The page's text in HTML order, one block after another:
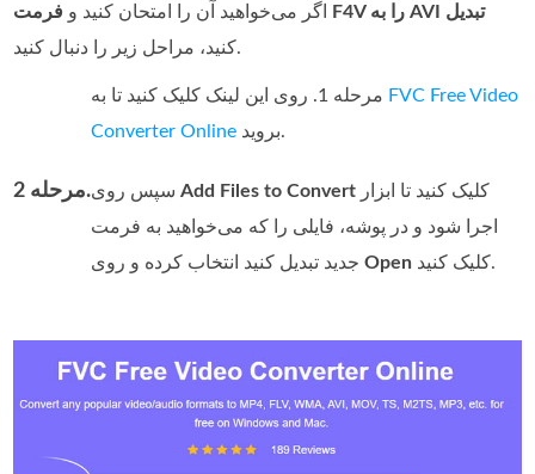
اگر می‌خواهید آن را امتحان کنید و
فرمت F4V را به AVI تبدیل
کنید، مراحل زیر را دنبال کنید.
FVC Free Video
Converter Online
بروید.
مرحله 2. سپس رویAdd Files to Convert
اجرا شود و در پوشه، فایلی را که می‌خواهید به فرمت
جدید تبدیل کنید انتخاب کرده و رویOpen کلیک کنید.